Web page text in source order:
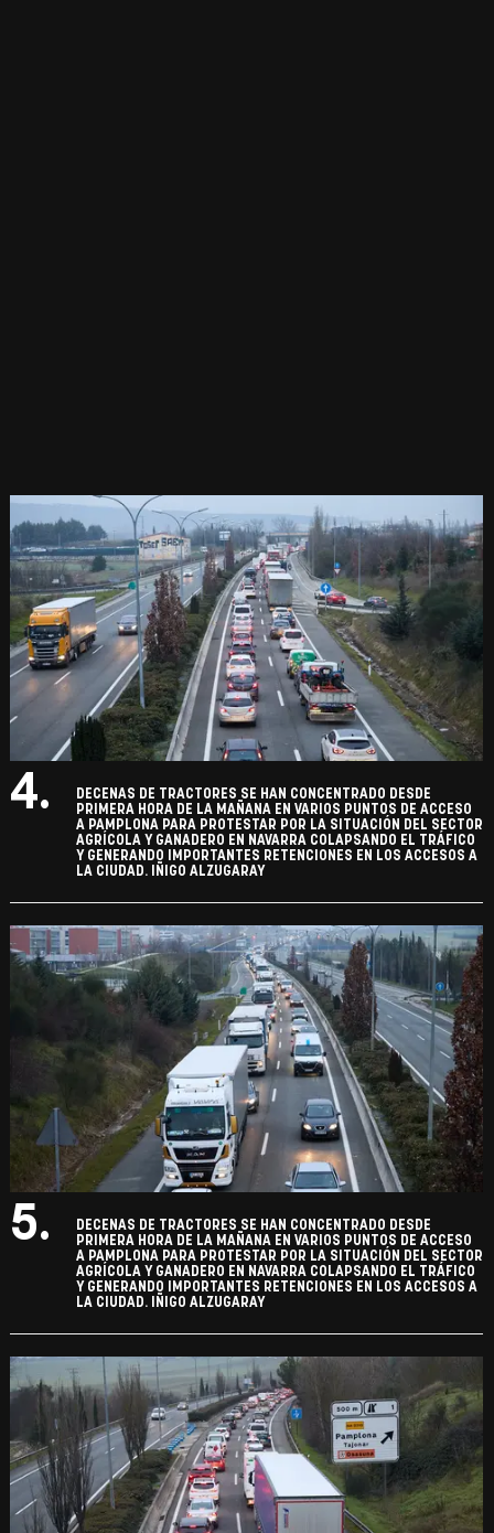
4.
DECENAS DE TRACTORES SE HAN CONCENTRADO DESDE
PRIMERA HORA DE LA MAÑANA EN VARIOS PUNTOS DE ACCESO
A PAMPLONA PARA PROTESTAR POR LA SITUACIÓN DEL SECTOR
AGRÍCOLA Y GANADERO EN NAVARRA COLAPSANDO EL TRÁFICO
Y GENERANDO IMPORTANTES RETENCIONES EN LOS ACCESOS A
LA CIUDAD. IÑIGO ALZUGARAY
5.
DECENAS DE TRACTORES SE HAN CONCENTRADO DESDE
PRIMERA HORA DE LA MAÑANA EN VARIOS PUNTOS DE ACCESO
A PAMPLONA PARA PROTESTAR POR LA SITUACIÓN DEL SECTOR
AGRÍCOLA Y GANADERO EN NAVARRA COLAPSANDO EL TRÁFICO
Y GENERANDO IMPORTANTES RETENCIONES EN LOS ACCESOS A
LA CIUDAD. IÑIGO ALZUGARAY